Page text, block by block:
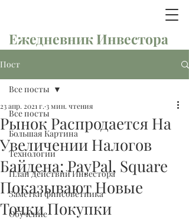
Ежедневник Инвестора
Пост
Все посты
Большая Картина
Технологии
План Действий Инвестора
Заметки финсоветника
Обучение
Все посты
Рынок Распродается На
Увеличении Налогов
Байдена; PayPal, Square
Показывают Новые
Точки Покупки
23 апр. 2021 г. 3 мин. чтения